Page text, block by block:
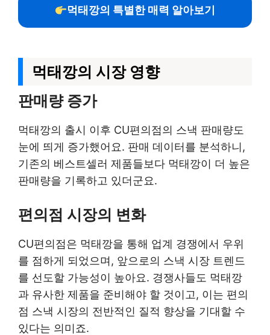
먹태깡의 특별한 매력 알아보기
먹태깡의 시장 영향
판매량 증가
먹태깡의 출시 이후 CU편의점의 스낵 판매량도
눈에 띄게 증가했어요. 판매 데이터를 분석하니,
기존의 베스트셀러 제품들보다 먹태깡이 더 높은
판매량을 기록하고 있더군요.
편의점 시장의 변화
CU편의점은 먹태깡을 통해 업계 경쟁에서 우위
를 점하게 되었으며, 앞으로의 스낵 시장 트렌드
를 선도할 가능성이 높아요. 경쟁사들도 먹태깡
과 유사한 제품을 준비해야 할 것이고, 이는 편의
점 스낵 시장의 전반적인 질적 향상을 기대할 수
있다는 의미죠.